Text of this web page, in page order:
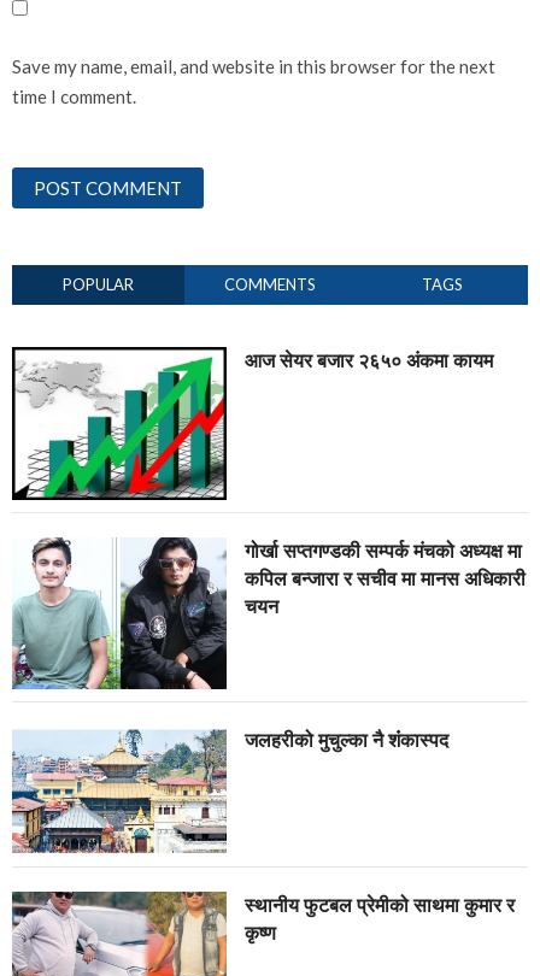
Save my name, email, and website in this browser for the next
time I comment.
POPULAR COMMENTS TAGS
आज सेयर बजार २६५० अंकमा कायम
गोर्खा सप्तगण्डकी सम्पर्क मंचको अध्यक्ष मा
कपिल बन्जारा र सचीव मा मानस अधिकारी
चयन
जलहरीको मुचुल्का नै शंंकास्पद
स्थानीय फुटबल प्रेमीको साथमा कुमार र
कृष्ण